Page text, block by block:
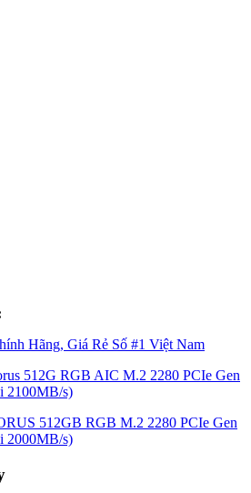
Hãng, Giá Rẻ Số #1 Việt Nam
512G RGB AIC M.2 2280 PCIe Gen
2100MB/s)
512GB RGB M.2 2280 PCIe Gen
2000MB/s)